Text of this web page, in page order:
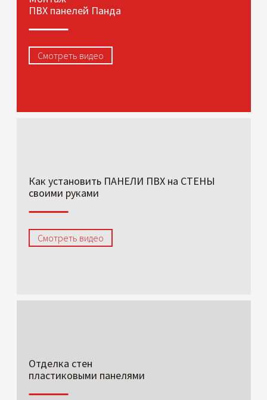
ПВХ панелей Панда
Смотреть видео
Как установить ПАНЕЛИ ПВХ на СТЕНЫ
своими руками
Смотреть видео
Отделка стен
пластиковыми панелями